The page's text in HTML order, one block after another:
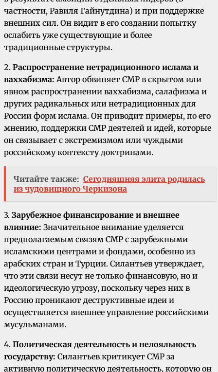
частности, Равиля Гайнутдина) и при поддержке
внешних сил. Он видит в его создании попытку
ослабить уже существующие и более
традиционные структуры.
2. Распространение нетрадиционного ислама и
ваххабизма: Автор обвиняет СМР в скрытом или
явном распространении ваххабизма, салафизма и
других радикальных или нетрадиционных для
России форм ислама. Он приводит примеры, по его
мнению, поддержки СМР деятелей и идей, которые
он связывает с экстремизмом или чуждыми
российскому контексту доктринами.
Читайте также: Сегодняшняя элита родилась
из чудовищного Черкизона
3. Зарубежное финансирование и внешнее
влияние: Значительное внимание уделяется
предполагаемым связям СМР с зарубежными
исламскими центрами и фондами, особенно из
арабских стран и Турции. Силантьев утверждает,
что эти связи несут не только финансовую, но и
идеологическую угрозу, поскольку через них в
Россию проникают деструктивные идеи и
осуществляется внешнее управление российскими
мусульманами.
4. Политическая деятельность и нелояльность
государству: Силантьев критикует СМР за
активную политическую деятельность, которую он